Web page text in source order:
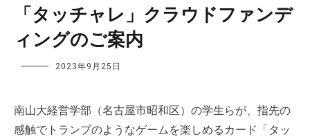
「タッチャレ」クラウドファンデ
ィングのご案内
2023年9月25日
南山大経営学部（名古屋市昭和区）の学生らが、指先の
感触でトランプのようなゲームを楽しめるカード「タッ